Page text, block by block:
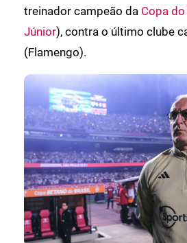
treinador campeão da Copa
Júnior), contra o último clube
(Flamengo).